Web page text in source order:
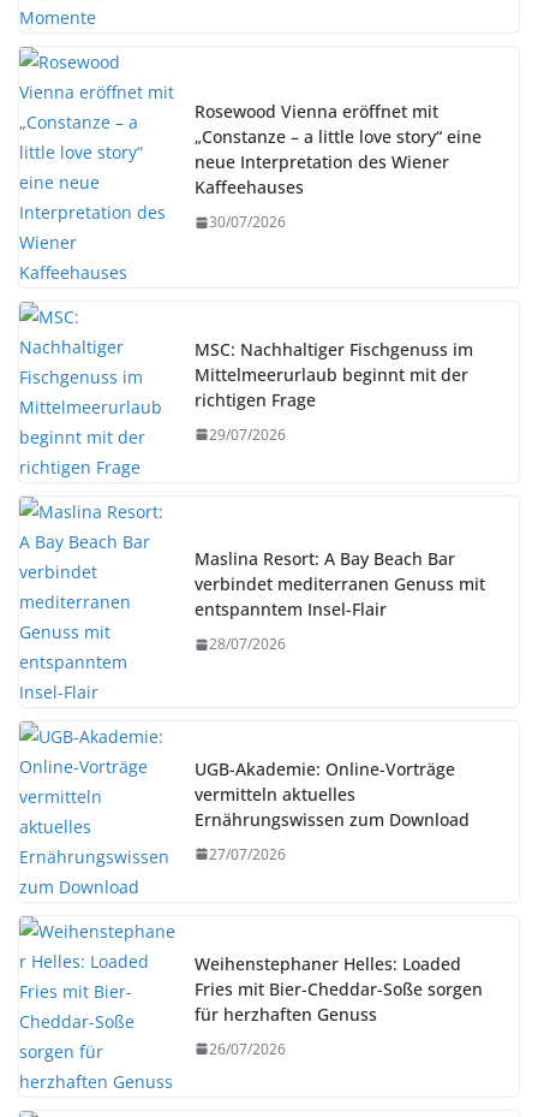
Rosewood Vienna eröffnet mit
„Constanze – a little love story“ eine
neue Interpretation des Wiener
Kaffeehauses
30/07/2026
MSC: Nachhaltiger Fischgenuss im
Mittelmeerurlaub beginnt mit der
richtigen Frage
29/07/2026
Maslina Resort: A Bay Beach Bar
verbindet mediterranen Genuss mit
entspanntem Insel-Flair
28/07/2026
UGB-Akademie: Online-Vorträge
vermitteln aktuelles
Ernährungswissen zum Download
27/07/2026
Weihenstephaner Helles: Loaded
Fries mit Bier-Cheddar-Soße sorgen
für herzhaften Genuss
26/07/2026